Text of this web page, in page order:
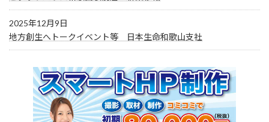
2025年12月9日
地方創生へトークイベント等 日本生命和歌山支社